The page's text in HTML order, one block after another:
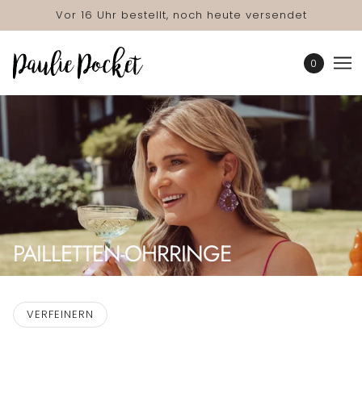
Vor 16 Uhr bestellt, noch heute versendet
0
PAILLETTEN-OHRRINGE
VERFEINERN